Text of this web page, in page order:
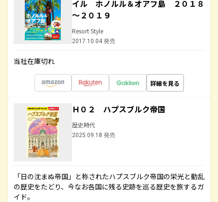
イル ホノルル＆オアフ島 ２０１８
～２０１９
Resort Style
2017.10.04 発売
当社在庫切れ
詳細を見る
Ｈ０２ ハプスブルク帝国
歴史時代
2025.09.18 発売
「日の沈まぬ帝国」と称されたハプスブルク帝国の栄光と動乱
の歴史をたどり、今なお各国に残る史跡を巡る歴史を旅するガ
イド。